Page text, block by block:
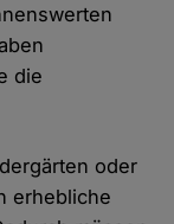
die
oder
erhebliche